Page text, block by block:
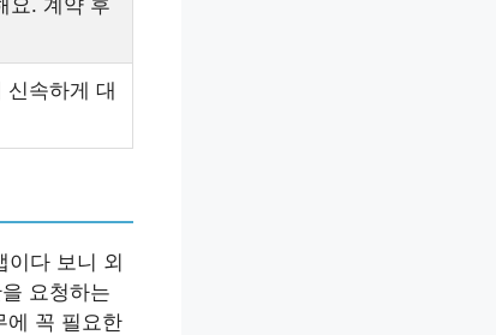
신속하게 대
이다 보니 외
요청하는
에 꼭 필요한